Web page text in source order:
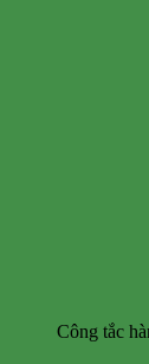
Công tắc